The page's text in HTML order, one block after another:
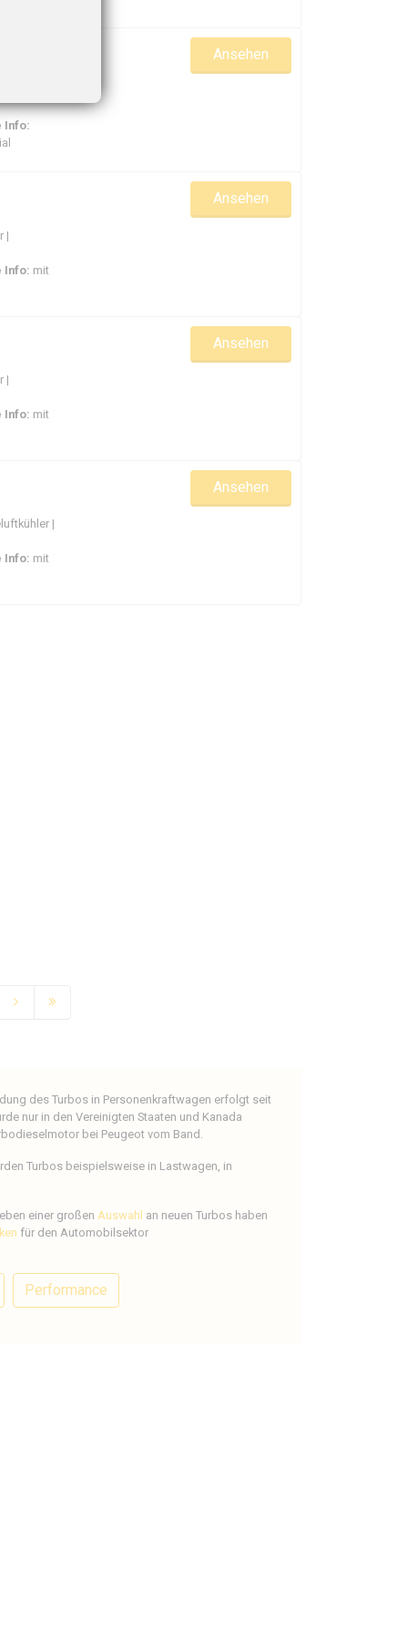
Info:
Ansehen
|
Info: mit
Ansehen
|
Info: mit
Ansehen
|
Info: mit
Ansehen
des Turbos in Personenkraftwagen erfolgt seit
nur in den Vereinigten Staaten und Kanada
bei Peugeot vom Band.
Turbos beispielsweise in Lastwagen, in
einer großen Auswahl an neuen Turbos haben
für den Automobilsektor
Performance